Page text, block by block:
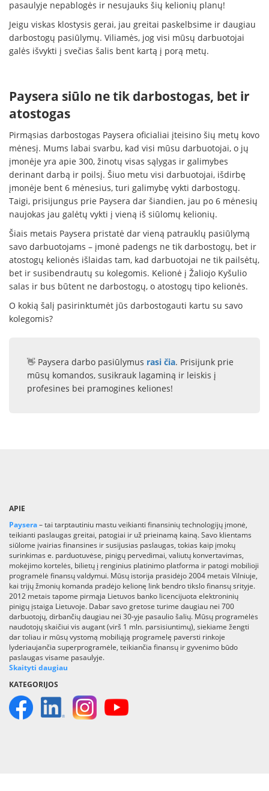
pasaulyje nepablogės ir nesujauks šių kelionių planų!
Jeigu viskas klostysis gerai, jau greitai paskelbsime ir daugiau
darbostogų pasiūlymų. Viliamės, jog visi mūsų darbuotojai
galės išvykti į svečias šalis bent kartą į porą metų.
Paysera siūlo ne tik darbostogas, bet ir
atostogas
Pirmąsias darbostogas Paysera oficialiai įteisino šių metų kovo
mėnesį. Mums labai svarbu, kad visi mūsu darbuotojai, o jų
įmonėje yra apie 300, žinotų visas sąlygas ir galimybes
derinant darbą ir poilsį. Šiuo metu visi darbuotojai, išdirbę
įmonėje bent 6 mėnesius, turi galimybę vykti darbostogų.
Taigi, prisijungus prie Paysera dar šiandien, jau po 6 mėnesių
naujokas jau galėtų vykti į vieną iš siūlomų kelionių.
Šiais metais Paysera pristatė dar vieną patrauklų pasiūlymą
savo darbuotojams – įmonė padengs ne tik darbostogų, bet ir
atostogų kelionės išlaidas tam, kad darbuotojai ne tik pailsėtų,
bet ir susibendrautų su kolegomis. Kelionė į Žaliojo Kyšulio
salas ir bus būtent ne darbostogų, o atostogų tipo kelionės.
O kokią šalį pasirinktumėt jūs darbostogauti kartu su savo
kolegomis?
👋 Paysera darbo pasiūlymus rasi čia. Prisijunk prie
mūsų komandos, susikrauk lagaminą ir leiskis į
profesines bei pramogines keliones!
APIE
Paysera– tai tarptautiniu mastu veikianti finansinių technologijų įmonė,
teikianti paslaugas greitai, patogiai ir už prieinamą kainą. Savo klientams
siūlome įvairias finansines ir susijusias paslaugas, tokias kaip įmokų
surinkimas e. parduotuvėse, pinigų pervedimai, valiutų konvertavimas,
mokėjimo kortelės, bilietų į renginius platinimo platforma ir patogi mobilioji
programėlė finansų valdymui. Mūsų istorija prasidėjo 2004 metais Vilniuje,
kai trijų žmonių komanda pradėjo kelionę link bendro tikslo finansų srityje.
2012 metais tapome pirmąja Lietuvos banko licencijuota elektroninių
pinigų įstaiga Lietuvoje. Dabar savo gretose turime daugiau nei 700
darbuotojų, dirbančių daugiau nei 30-yje pasaulio šalių. Mūsų programėlės
naudotojų skaičiui vis augant (virš 1 mln. parsisiuntimų), siekiame žengti
dar toliau ir mūsų vystomą mobiliąją programelę paversti rinkoje
lyderiaujančia superprogramėle, teikiančia finansų ir gyvenimo būdo
paslaugas visame pasaulyje.
Skaityti daugiau
KATEGORIJOS